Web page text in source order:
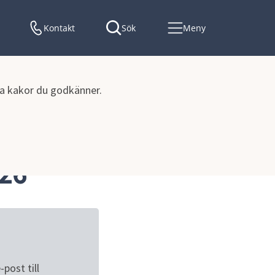
kakor du godkänner.
Kontakt Sök Meny
post till